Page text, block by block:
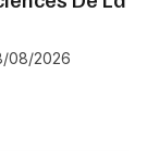
08/2026